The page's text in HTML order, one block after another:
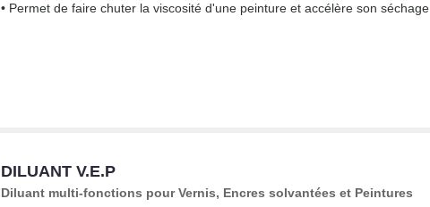
• Permet de faire chuter la viscosité d'une peinture et accélère son séchage
DILUANT V.E.P
Diluant multi-fonctions pour Vernis, Encres solvantées et Peintures